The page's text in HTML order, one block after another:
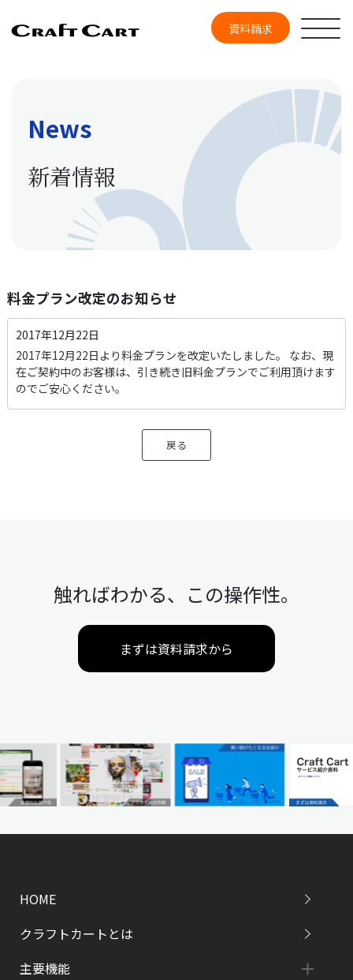
資料請求
News
新着情報
料金プラン改定のお知らせ
2017年12月22日
2017年12月22日より料金プランを改定いたしました。 なお、現
在ご契約中のお客様は、引き続き旧料金プランでご利用頂けます
のでご安心ください。
戻る
触ればわかる、この操作性。
まずは資料請求から
HOME
クラフトカートとは
主要機能